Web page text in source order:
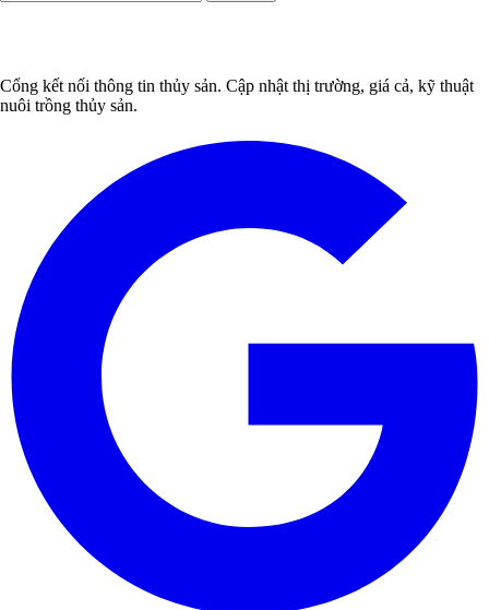
Cổng kết nối thông tin thủy sản. Cập nhật thị trường, giá cả, kỹ thuật
nuôi trồng thủy sản.